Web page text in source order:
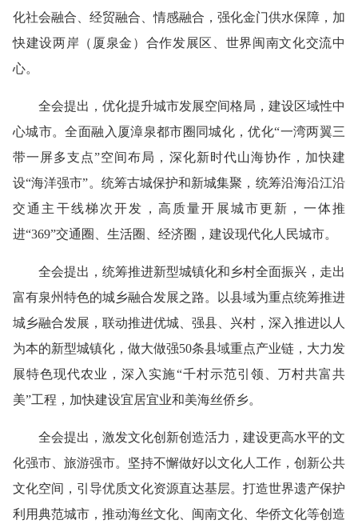
化社会融合、经贸融合、情感融合，强化金门供水保障，加
快建设两岸（厦泉金）合作发展区、世界闽南文化交流中
心。
全会提出，优化提升城市发展空间格局，建设区域性中
心城市。全面融入厦漳泉都市圈同城化，优化“一湾两翼三
带一屏多支点”空间布局，深化新时代山海协作，加快建
设“海洋强市”。统筹古城保护和新城集聚，统筹沿海沿江沿
交通主干线梯次开发，高质量开展城市更新，一体推
进“369”交通圈、生活圈、经济圈，建设现代化人民城市。
全会提出，统筹推进新型城镇化和乡村全面振兴，走出
富有泉州特色的城乡融合发展之路。以县域为重点统筹推进
城乡融合发展，联动推进优城、强县、兴村，深入推进以人
为本的新型城镇化，做大做强50条县域重点产业链，大力发
展特色现代农业，深入实施“千村示范引领、万村共富共
美”工程，加快建设宜居宜业和美海丝侨乡。
全会提出，激发文化创新创造活力，建设更高水平的文
化强市、旅游强市。坚持不懈做好以文化人工作，创新公共
文化空间，引导优质文化资源直达基层。打造世界遗产保护
利用典范城市，推动海丝文化、闽南文化、华侨文化等创造